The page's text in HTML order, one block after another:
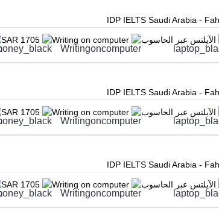
IDP IELTS Saudi Arabia -
الآيلتس عبر الحاسوب Writing on computer
SAR 1705
IDP IELTS Saudi Arabia -
الآيلتس عبر الحاسوب Writing on computer
SAR 1705
IDP IELTS Saudi Arabia -
الآيلتس عبر الحاسوب Writing on computer
SAR 1705